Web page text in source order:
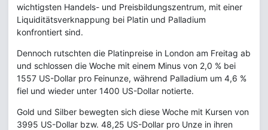
wichtigsten Handels- und Preisbildungszentrum, mit einer
Liquiditätsverknappung bei Platin und Palladium
konfrontiert sind.
Dennoch rutschten die Platinpreise in London am Freitag ab
und schlossen die Woche mit einem Minus von 2,0 % bei
1557 US-Dollar pro Feinunze, während Palladium um 4,6 %
fiel und wieder unter 1400 US-Dollar notierte.
Gold und Silber bewegten sich diese Woche mit Kursen von
3995 US-Dollar bzw. 48,25 US-Dollar pro Unze in ihren